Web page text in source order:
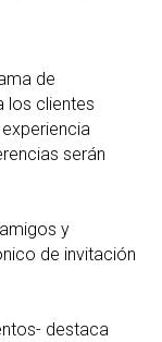
de
los clientes
serán
y
de invitación
destaca